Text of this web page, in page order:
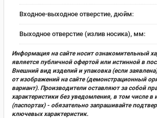
Входное-выходное отверстие, дюйм:
Выходное отверстие (излив носика), мм:
Информация на сайте носит ознакомительный
является публичной офертой или истинной в
Внешний вид изделий и упаковка (если
от изображений на сайте (демонстрационный
вариант). Производители оставляют за собой
характеристики без уведомления, в том числе в
(паспортах) - обязательно запрашивайте
ключевых характеристик.